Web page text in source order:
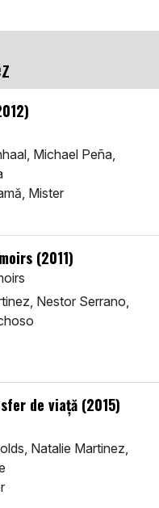
Michael Peña,
Mister
(2011)
Nestor Serrano,
de viață (2015)
Natalie Martinez,